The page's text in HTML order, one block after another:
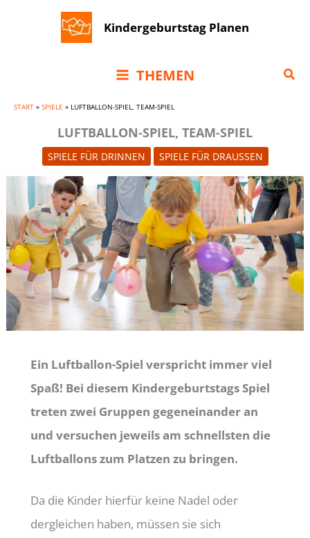
Kindergeburtstag Planen
THEMEN
START » SPIELE » LUFTBALLON-SPIEL, TEAM-SPIEL
LUFTBALLON-SPIEL, TEAM-SPIEL
SPIELE FÜR DRINNEN SPIELE FÜR DRAUSSEN
Ein Luftballon-Spiel verspricht immer viel
Spaß! Bei diesem Kindergeburtstags Spiel
treten zwei Gruppen gegeneinander an
und versuchen jeweils am schnellsten die
Luftballons zum Platzen zu bringen.
Da die Kinder hierfür keine Nadel oder
dergleichen haben, müssen sie sich